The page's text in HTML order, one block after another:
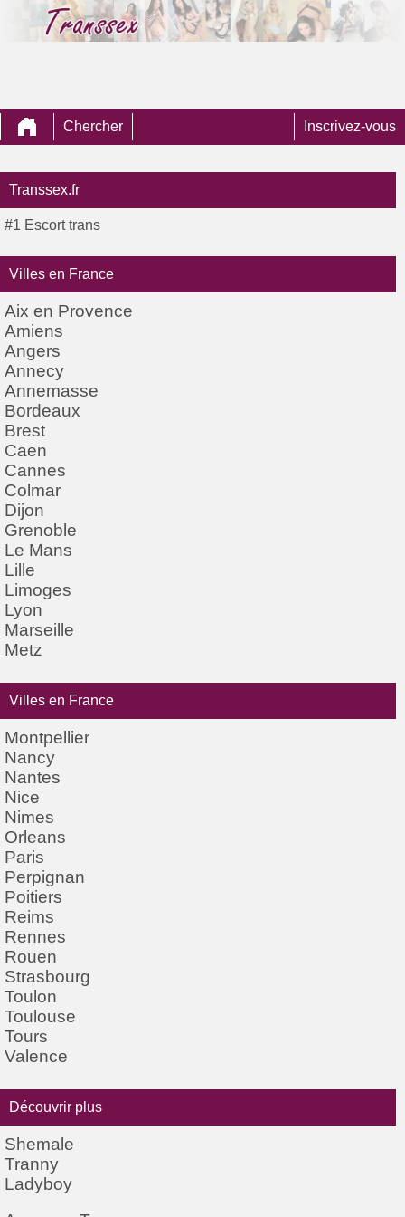
Chercher Inscrivez-vous
Transsex.fr
#1 Escort trans
Villes en France
Aix en Provence
Amiens
Angers
Annecy
Annemasse
Bordeaux
Brest
Caen
Cannes
Colmar
Dijon
Grenoble
Le Mans
Lille
Limoges
Lyon
Marseille
Metz
Villes en France
Montpellier
Nancy
Nantes
Nice
Nimes
Orleans
Paris
Perpignan
Poitiers
Reims
Rennes
Rouen
Strasbourg
Toulon
Toulouse
Tours
Valence
Découvrir plus
Shemale
Tranny
Ladyboy